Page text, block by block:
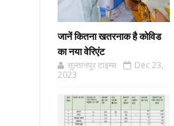
जानें कितना खतरनाक है कोविड
का नया वेरिएंट
सुल्तानपुर टाइम्स
Dec 23,
2023